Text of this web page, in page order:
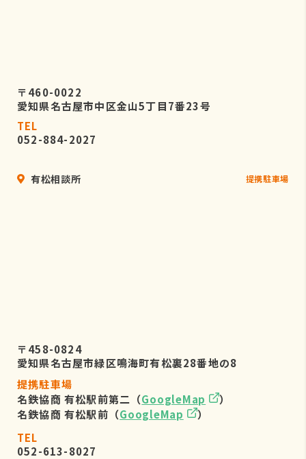
〒460-0022
愛知県名古屋市中区金山5丁目7番23号
TEL
052-884-2027
有松相談所 提携駐車場
〒458-0824
愛知県名古屋市緑区鳴海町有松裏28番地の8
提携駐車場
名鉄協商 有松駅前第二（GoogleMap
）
名鉄協商 有松駅前（GoogleMap
）
TEL
052-613-8027